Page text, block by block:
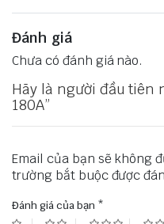
Đánh giá
Chưa có đánh giá nào.
Hãy là người đầu tiên
180A”
Email của bạn sẽ không
trường bắt buộc được
Đánh giá của bạn *